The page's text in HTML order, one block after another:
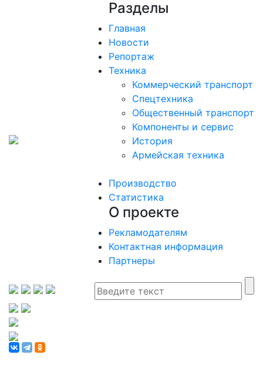
Разделы
Главная
Новости
Репортаж
Техника
Коммерческий транспорт
Спецтехника
Общественный транспорт
Компоненты и сервис
История
Армейская техника
Производство
Статистика
О проекте
Рекламодателям
Контактная информация
Партнеры